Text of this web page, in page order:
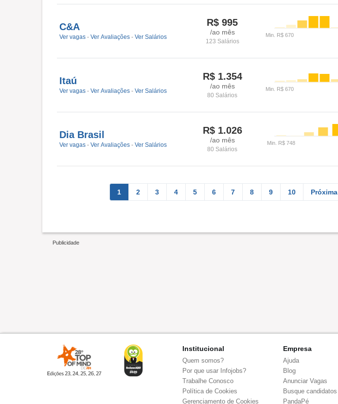
C&A
Ver vagas - Ver Avaliações - Ver Salários
R$ 995
/ao mês
123 Salários
Itaú
Ver vagas - Ver Avaliações - Ver Salários
R$ 1.354
/ao mês
80 Salários
Dia Brasil
Ver vagas - Ver Avaliações - Ver Salários
R$ 1.026
/ao mês
80 Salários
1 2 3 4 5 6 7 8 9 10 Próxima
Institucional
Quem somos?
Por que usar Infojobs?
Trabalhe Conosco
Política de Cookies
Gerenciamento de Cookies
Empresa
Ajuda
Blog
Anunciar Vagas
Busque candidatos
PandaPé